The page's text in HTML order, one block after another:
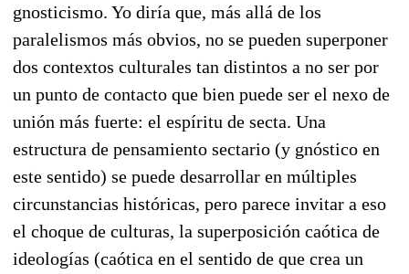
gnosticismo. Yo diría que, más allá de los
paralelismos más obvios, no se pueden superponer
dos contextos culturales tan distintos a no ser por
un punto de contacto que bien puede ser el nexo de
unión más fuerte: el espíritu de secta. Una
estructura de pensamiento sectario (y gnóstico en
este sentido) se puede desarrollar en múltiples
circunstancias históricas, pero parece invitar a eso
el choque de culturas, la superposición caótica de
ideologías (caótica en el sentido de que crea un